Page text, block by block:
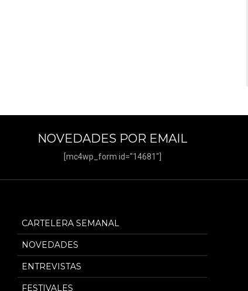
NOVEDADES POR EMAIL
[mc4wp_form id="14681"]
CARTELERA SEMANAL
NOVEDADES
ENTREVISTAS
FESTIVALES